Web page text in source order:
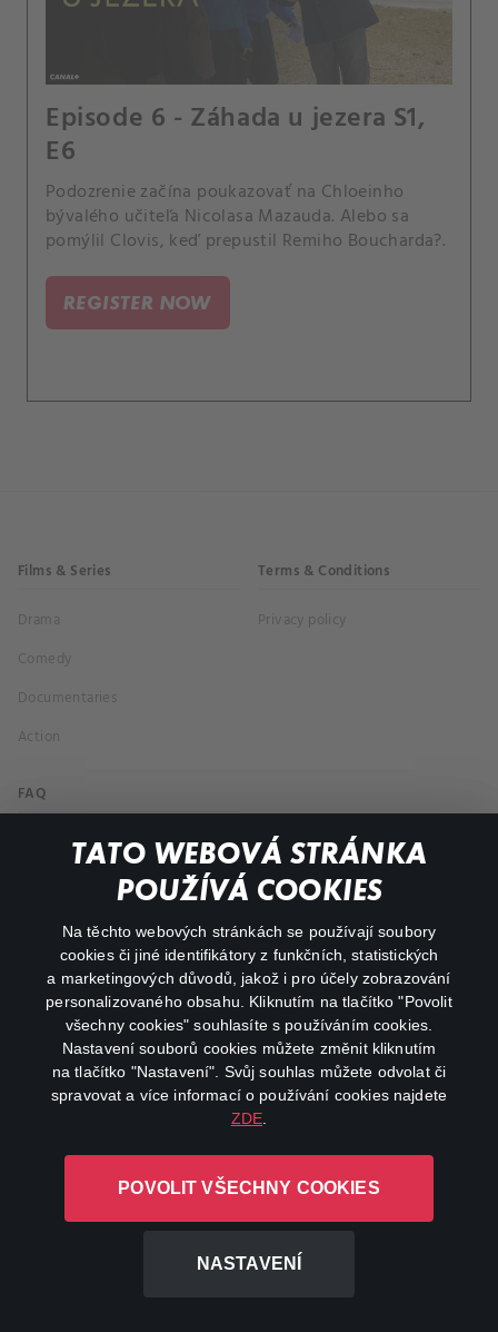
TATO WEBOVÁ STRÁNKA
POUŽÍVÁ COOKIES
Na těchto webových stránkách se používají soubory
cookies či jiné identifikátory z funkčních, statistických
a marketingových důvodů, jakož i pro účely zobrazování
personalizovaného obsahu. Kliknutím na tlačítko "Povolit
všechny cookies" souhlasíte s používáním cookies.
Nastavení souborů cookies můžete změnit kliknutím
na tlačítko "Nastavení". Svůj souhlas můžete odvolat či
spravovat a více informací o používání cookies najdete
ZDE
POVOLIT VŠECHNY COOKIES
NASTAVENÍ
Episode 6 - Záhada u jezera S1,
E6
Podozrenie začína poukazovať na Chloeinho
bývalého učiteľa Nicolasa Mazauda. Alebo sa
pomýlil Clovis, keď prepustil Remiho Boucharda?.
REGISTER NOW
Films & Series
Drama
Comedy
Documentaries
Action
Terms & Conditions
Privacy policy
FAQ
My profile
facebookinstagram
youtube
L-1246 Luxembourg R.C.S.